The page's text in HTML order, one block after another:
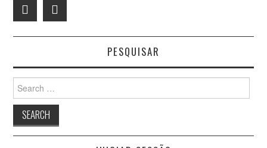
PESQUISAR
Search
for: